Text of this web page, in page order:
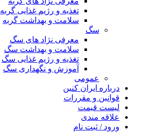
تغذیه و رژیم غذایی گربه
سلامت و بهداشت گربه
سگ
معرفی نژاد های سگ
سلامت و بهداشت سگ
تغذیه و رژیم غذایی سگ
آموزش و نگهداری سگ
عمومی
درباره ایران کنین
قوانین و مقررات
لیست قیمت
علاقه مندی
ورود / ثبت نام